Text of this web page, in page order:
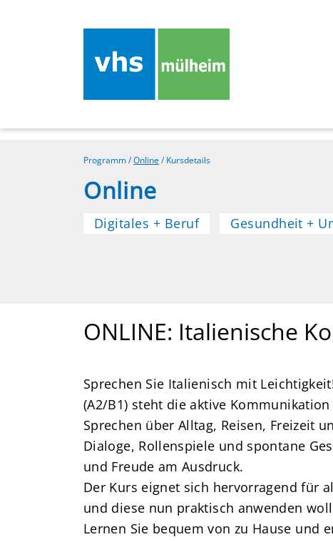
Programm/Online /Kursdetails
Online
Digitales + Beruf Gesundheit +
ONLINE: Italienische
Sprechen Sie Italienisch mit
(A2/B1) steht die aktive
Sprechen über Alltag, Reisen, Freizeit
Dialoge, Rollenspiele und spontane
und Freude am Ausdruck.
Der Kurs eignet sich hervorragend für
und diese nun praktisch anwenden
Lernen Sie bequem von zu Hause und